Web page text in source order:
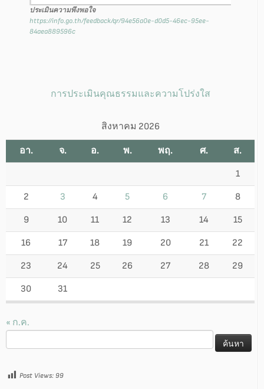
ประเมินความพึงพอใจ
https://info.go.th/feedback/qr/94e56a0e-d0d5-46ec-95ee-
84aea889596c
การประเมินคุณธรรมและความโปร่งใส
สิงหาคม 2026
อา. จ. อ. พ. พฤ. ศ. ส.
1
2 3 4 5 6 7 8
9 10 11 12 13 14 15
16 17 18 19 20 21 22
23 24 25 26 27 28 29
30 31
« ก.ค.
สำหรับ:
Post Views: 99